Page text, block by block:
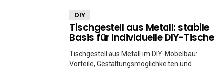
DIY
Tischgestell aus Metall: stabile
Basis für individuelle DIY-Tische
Tischgestell aus Metall im DIY-Möbelbau:
Vorteile, Gestaltungsmöglichkeiten und